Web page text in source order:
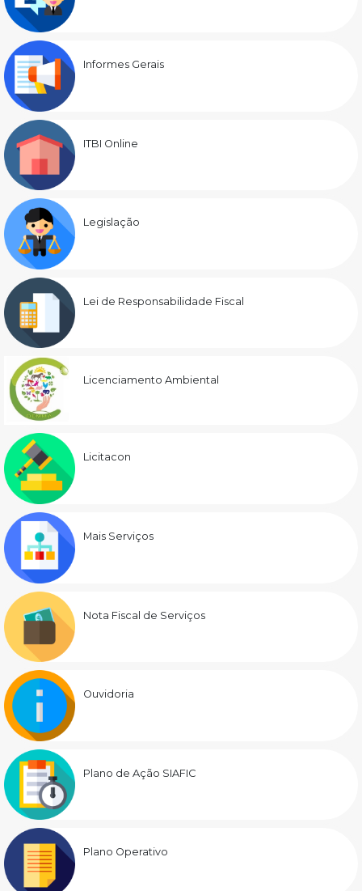
Informes Gerais
ITBI Online
Legislação
Lei de Responsabilidade Fiscal
Licenciamento Ambiental
Licitacon
Mais Serviços
Nota Fiscal de Serviços
Ouvidoria
Plano de Ação SIAFIC
Plano Operativo